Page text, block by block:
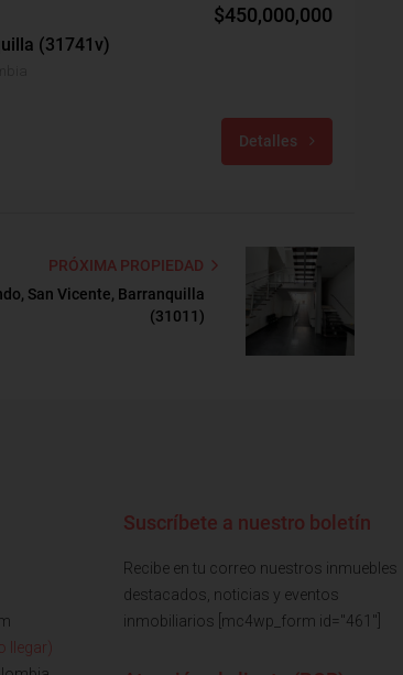
(31741v)
$450,000,000
Detalles
PRÓXIMA PROPIEDAD
San Vicente, Barranquilla
(31011)
llegar)
Suscríbete a nuestro boletín
Recibe en tu correo nuestros inmuebles
destacados, noticias y eventos
inmobiliarios [mc4wp_form id="461"]